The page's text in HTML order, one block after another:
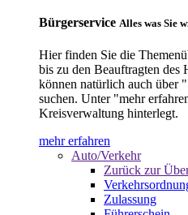
Bürgerservice Alles was Sie
Hier finden Sie die
bis zu den Beauftragten des
können natürlich auch über
suchen. Unter "mehr
Kreisverwaltung hinterlegt.
mehr erfahren
Auto/Verkehr
Zurück zur
Zulassung